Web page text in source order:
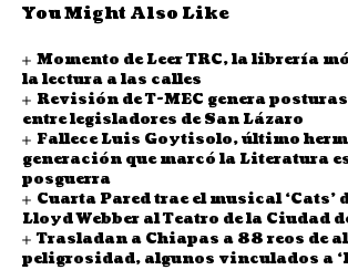
You Might Also Like
Momento de Leer TRC, la librería
la lectura a las calles
Revisión de T-MEC genera
entre legisladores de San Lázaro
Fallece Luis Goytisolo, último
generación que marcó la Literatura
posguerra
Cuarta Pared trae el musical ‘Cats’
Lloyd Webber al Teatro de la Ciudad
Trasladan a Chiapas a 88 reos de
peligrosidad, algunos vinculados a